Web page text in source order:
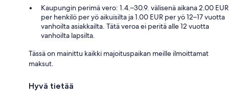
Kaupungin perimä vero: 1.4.–30.9. välisenä aikana 2.00 EUR
per henkilö per yö aikuisilta ja 1.00 EUR per yö 12–17 vuotta
vanhoilta asiakkailta. Tätä veroa ei peritä alle 12 vuotta
vanhoilta lapsilta.
Tässä on mainittu kaikki majoituspaikan meille ilmoittamat
maksut.
Hyvä tietää